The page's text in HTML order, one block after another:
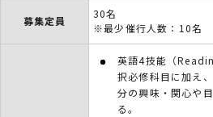
募集定員
30名
※最少催行人数：10名
英語4技能（
択必修科目に加え
分の興味・関心や
る。